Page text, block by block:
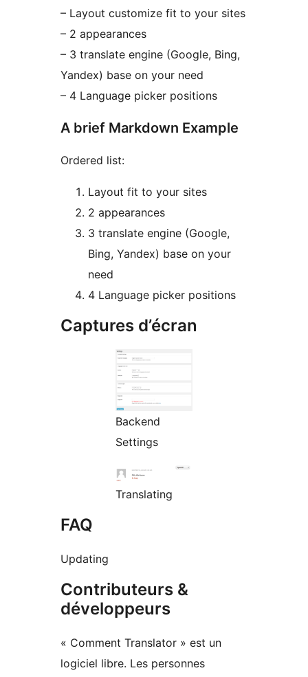
– Layout customize fit to your sites
– 2 appearances
– 3 translate engine (Google, Bing,
Yandex) base on your need
– 4 Language picker positions
A brief Markdown Example
Ordered list:
Layout fit to your sites
2 appearances
3 translate engine (Google,
Bing, Yandex) base on your
need
4 Language picker positions
Captures d’écran
Backend
Settings
Translating
FAQ
Updating
Contributeurs &
développeurs
« Comment Translator » est un
logiciel libre. Les personnes